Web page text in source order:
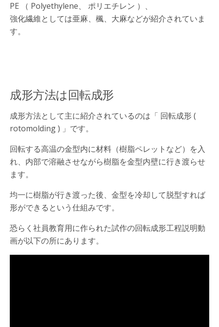
PE （ Polyethylene、 ポリエチレン ）、
強化繊維としては亜麻、楓、大麻などが紹介されていま
す。
成形方法は回転成形
成形方法として主に紹介されているのは「 回転成形 (
rotomolding ) 」です。
回転する高温の金型内に材料（樹脂ペレットなど）を入
れ、内部で溶融させながら樹脂を金型内壁に行き渡らせ
ます。
均一に樹脂が行き渡った後、金型を冷却して脱型すれば
形ができるという仕組みです。
恐らく社員教育用に作られた試作の回転成形工程説明動
画が以下の所にあります。